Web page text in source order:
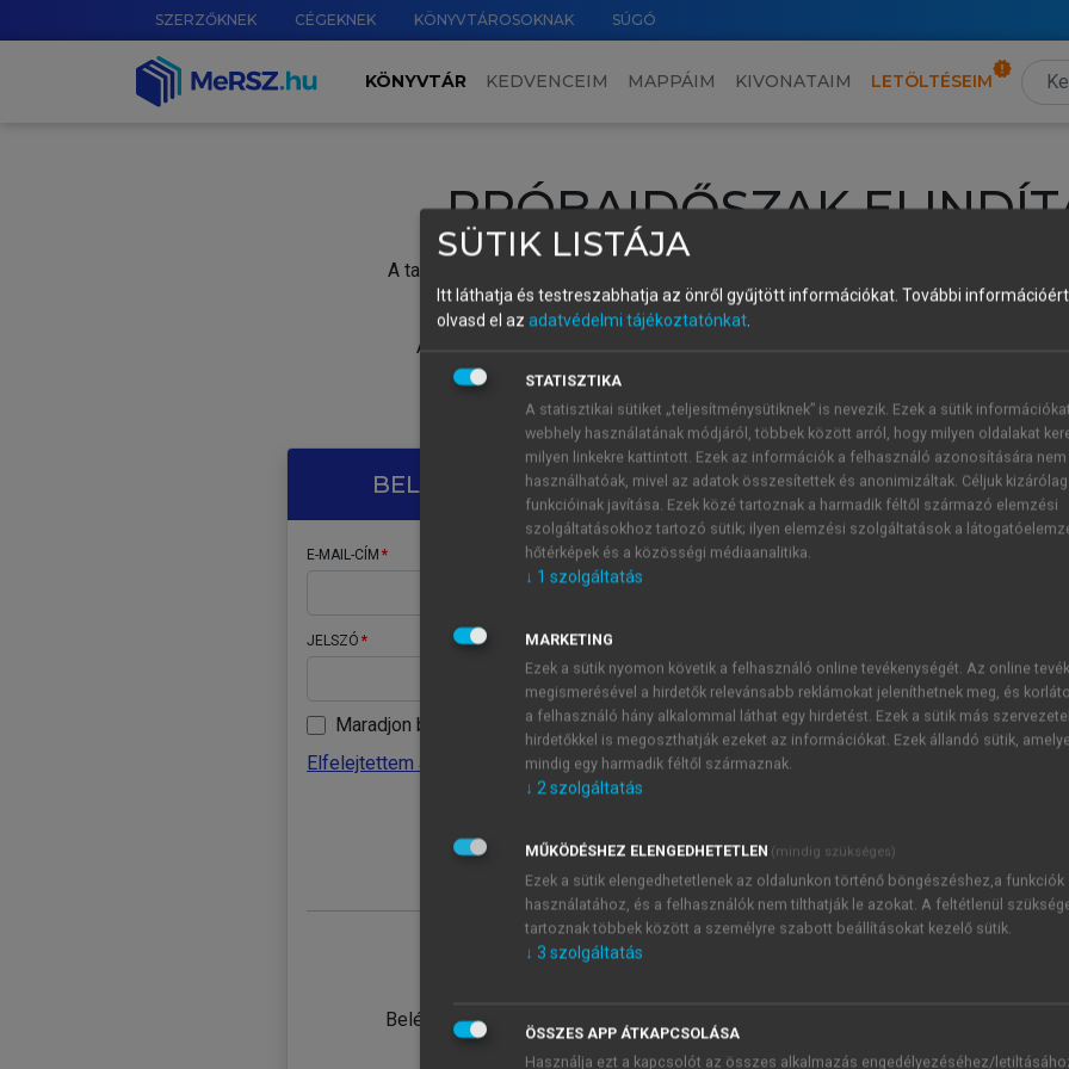
SZERZŐKNEK CÉGEKNEK KÖNYVTÁROSOKNAK SÚGÓ
KÖNYVTÁR KEDVENCEIM MAPPÁIM KIVONATAIM LETÖLTÉSEIM
PRÓBAIDŐSZAK
A tartalom megtekintéséhez lépj be a saját fiókoddal, iskolai azonosítóddal vagy
Új felhasználóként1 óra díjmentes hozzáférésrevagy
A próbaidőszak elindításához,
vagy hozz
A regisztráció után a
BELÉPÉS SAJÁT FIÓKKAL
E-MAIL-CÍM
JELSZÓ
Maradjon belépve
Elfelejtettem a jelszavamat
Belépés intézményi azonosítóval
ÚJ FIÓK
1 óra
JELSZÓ
Kérek értesítést a MeRSZ
Kérek értesítést az
SÜTIK LISTÁJA
Itt láthatja és testreszabhatja az önről gyűjtött információkat. További
olvasd el az adatvédelmi tájékoztatónkat.
STATISZTIKA
A statisztikai sütiket „teljesítménysütiknek” is nevezik. Ezek a sütik
webhely használatának módjáról, többek között arról, hogy milyen oldalakat
milyen linkekre kattintott. Ezek az információk a felhasználó azonosítására nem
használhatóak, mivel az adatok összesítettek és anonimizáltak. Céljuk
funkcióinak javítása. Ezek közé tartoznak a harmadik féltől származó elemzési
szolgáltatásokhoz tartozó sütik; ilyen elemzési szolgáltatások a
hőtérképek és a közösségi médiaanalitika.
↓ 1 szolgáltatás
MARKETING
Ezek a sütik nyomon követik a felhasználó online tevékenységét. Az online
megismerésével a hirdetők relevánsabb reklámokat jeleníthetnek meg, és
a felhasználó hány alkalommal láthat egy hirdetést. Ezek a sütik más
hirdetőkkel is megoszthatják ezeket az információkat. Ezek állandó sütik,
mindig egy harmadik féltől származnak.
↓ 2szolgáltatás
MŰKÖDÉSHEZ ELENGEDHETETLEN (mindig szükséges)
Ezek a sütik elengedhetetlenek az oldalunkon történő böngészéshez,a funkciók
használatához, és a felhasználók nem tilthatják le azokat. A feltétlenül
tartoznak többek között a személyre szabott beállításokat kezelő sütik.
↓ 3 szolgáltatás
ÖSSZES APP ÁTKAPCSOLÁSA
Használja ezt a kapcsolót az összes alkalmazás engedélyezéséhez/